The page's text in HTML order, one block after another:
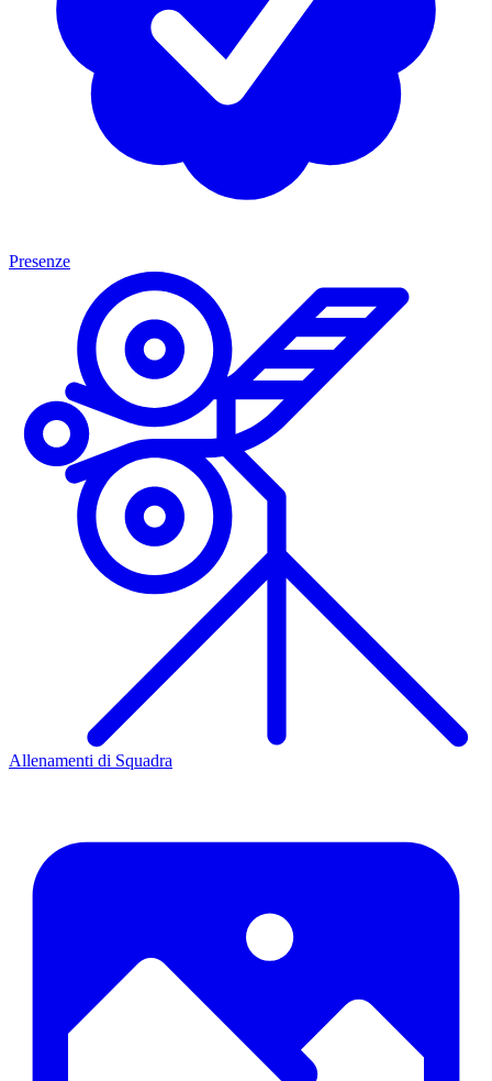
Presenze
Allenamenti di Squadra